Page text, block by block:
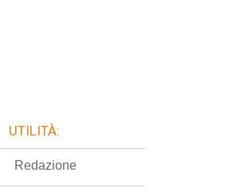
UTILITÀ:
Redazione